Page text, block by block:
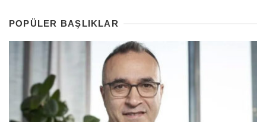
POPÜLER BAŞLIKLAR